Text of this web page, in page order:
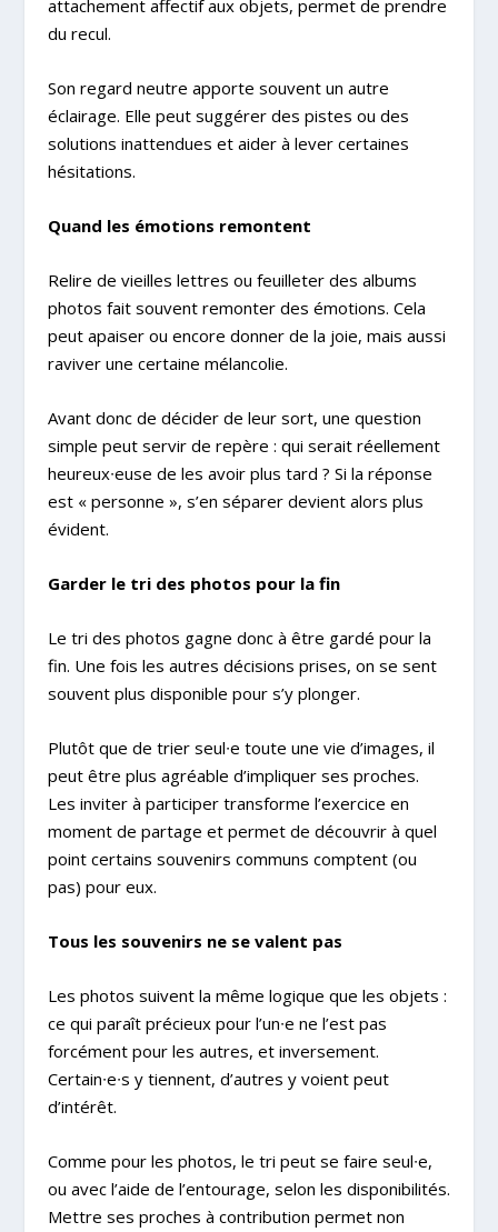
attachement affectif aux objets, permet de prendre
du recul.
Son regard neutre apporte souvent un autre
éclairage. Elle peut suggérer des pistes ou des
solutions inattendues et aider à lever certaines
hésitations.
Quand les émotions remontent
Relire de vieilles lettres ou feuilleter des albums
photos fait souvent remonter des émotions. Cela
peut apaiser ou encore donner de la joie, mais aussi
raviver une certaine mélancolie.
Avant donc de décider de leur sort, une question
simple peut servir de repère : qui serait réellement
heureux∙euse de les avoir plus tard ? Si la réponse
est « personne », s’en séparer devient alors plus
évident.
Garder le tri des photos pour la fin
Le tri des photos gagne donc à être gardé pour la
fin. Une fois les autres décisions prises, on se sent
souvent plus disponible pour s’y plonger.
Plutôt que de trier seul∙e toute une vie d’images, il
peut être plus agréable d’impliquer ses proches.
Les inviter à participer transforme l’exercice en
moment de partage et permet de découvrir à quel
point certains souvenirs communs comptent (ou
pas) pour eux.
Tous les souvenirs ne se valent pas
Les photos suivent la même logique que les objets :
ce qui paraît précieux pour l’un∙e ne l’est pas
forcément pour les autres, et inversement.
Certain∙e∙s y tiennent, d’autres y voient peut
d’intérêt.
Comme pour les photos, le tri peut se faire seul∙e,
ou avec l’aide de l’entourage, selon les disponibilités.
Mettre ses proches à contribution permet non